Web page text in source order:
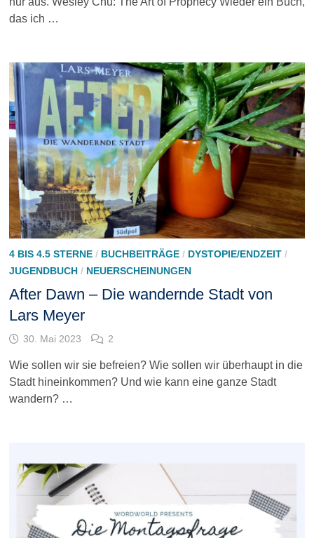
das ich …
4 BIS 4.5 STERNE/ BUCHBEITRÄGE/ DYSTOPIE/ENDZEIT/
JUGENDBUCH/ NEUERSCHEINUNGEN
After Dawn – Die wandernde Stadt von
Lars Meyer
30. Mai 2023 2
Wie sollen wir sie befreien? Wie sollen wir überhaupt in die
Stadt hineinkommen? Und wie kann eine ganze Stadt
wandern? …